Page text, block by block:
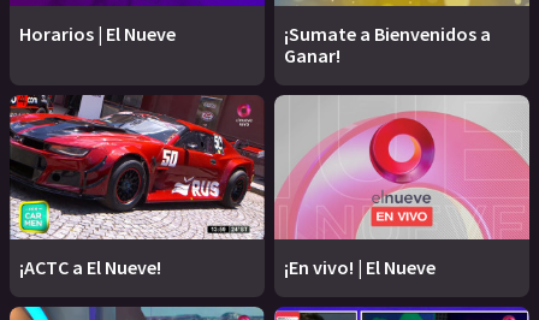
Horarios | El Nueve
¡Sumate a Bienvenidos a
Ganar!
¡ACTC a El Nueve! ¡En vivo! | El Nueve